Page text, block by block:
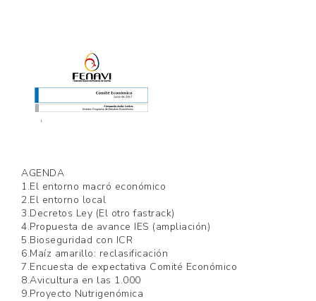
AGENDA
1.El entorno macró económico
2.El entorno local
3.Decretos Ley (El otro fastrack)
4.Propuesta de avance IES (ampliación)
5.Bioseguridad con ICR
6.Maíz amarillo: reclasificación
7.Encuesta de expectativa Comité Económico
8.Avicultura en las 1.000
9.Proyecto Nutrigenómica